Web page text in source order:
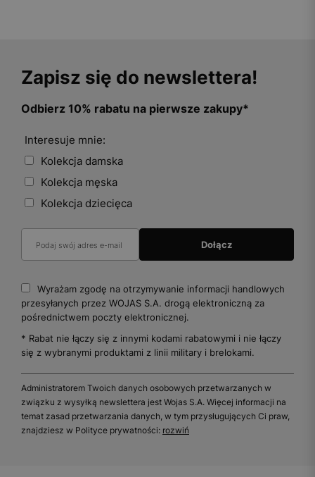
Zapisz się do newslettera!
Odbierz 10% rabatu na pierwsze zakupy*
Interesuje mnie:
Kolekcja damska
Kolekcja męska
Kolekcja dziecięca
Wyrażam zgodę na otrzymywanie informacji handlowych
przesyłanych przez WOJAS S.A. drogą elektroniczną za
pośrednictwem poczty elektronicznej.
* Rabat nie łączy się z innymi kodami rabatowymi i nie łączy
się z wybranymi produktami z linii military i brelokami.
Administratorem Twoich danych osobowych przetwarzanych w
związku z wysyłką newslettera jest Wojas S.A. Więcej informacji na
temat zasad przetwarzania danych, w tym przysługujących Ci praw,
znajdziesz w Polityce prywatności: rozwiń